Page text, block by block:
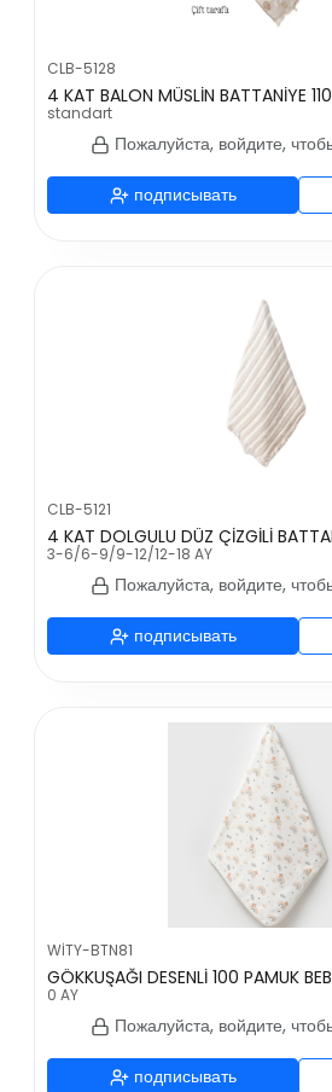
CLB-5128
4 KAT BALON MÜSLİN BATTANİYE
standart
Пожалуйста, войдите,
подписывать
CLB-5121
4 KAT DOLGULU DÜZ ÇİZGİLİ
3-6/6-9/9-12/12-18 AY
Пожалуйста, войдите,
подписывать
WİTY-BTN81
0 AY
Пожалуйста, войдите,
подписывать